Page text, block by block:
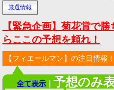
厳選情報
【緊急企画】菊花賞で
らここの予想を頼れ！
【フィエールマン】の注目情報！
全て表示 ｜ 予想のみ